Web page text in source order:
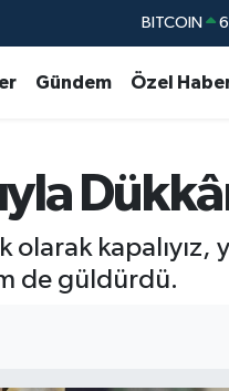
BITCOIN
GRAM ALTIN
Gündem Özel
de güldürdü.